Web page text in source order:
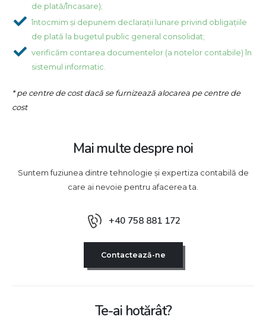
de plată/încasare);
întocmim și depunem declarații lunare privind obligațiile
de plată la bugetul public general consolidat;
verificăm contarea documentelor (a notelor contabile) în
sistemul informatic.​
* pe centre de cost dacă se furnizează alocarea pe centre de
cost
Mai multe despre noi
Suntem fuziunea dintre tehnologie și expertiza contabilă de
care ai nevoie pentru afacerea ta.
+40 758 881 172
Contactează-ne
Te-ai hotărât?